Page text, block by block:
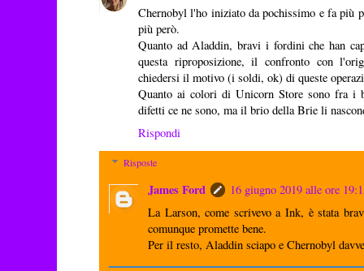
Chernobyl l'ho iniziato da pochissimo e fa più
più però.
Quanto ad Aladdin, bravi i fordini che han
questa riproposizione, il confronto con
chiedersi il motivo (i soldi, ok) di queste
Quanto ai colori di Unicorn Store sono fra i
difetti ce ne sono, ma il brio della Brie li
Rispondi
Risposte
James Ford
16 giugno 2019 alle ore
La Larson, come scrivevo a Ink, è stata
comunque promette bene.
Per il resto, Aladdin sciapo e Chernobyl